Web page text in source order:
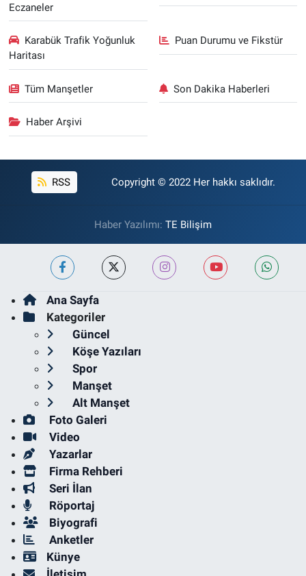
Eczaneler
Karabük Trafik Yoğunluk
Haritası
Puan Durumu ve Fikstür
Tüm Manşetler Son Dakika Haberleri
Haber Arşivi
RSS Copyright © 2022 Her hakkı saklıdır.
Haber Yazılımı: TE Bilişim
Ana Sayfa
Kategoriler
Güncel
Köşe Yazıları
Spor
Manşet
Alt Manşet
Foto Galeri
Video
Yazarlar
Firma Rehberi
Seri İlan
Röportaj
Biyografi
Anketler
Künye